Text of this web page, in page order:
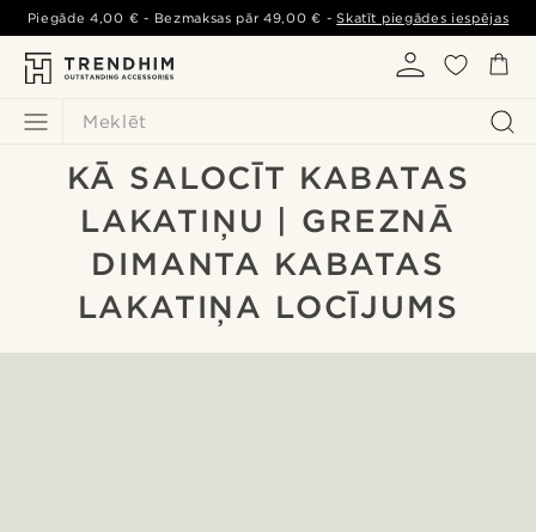
Meklēt
Piegāde4,00 € - Bezmaksas pār49,00 € -Skatīt piegādes iespējas
KĀ SALOCĪT KABATAS
LAKATIŅU | GREZNĀ
DIMANTA KABATAS
LAKATIŅA LOCĪJUMS